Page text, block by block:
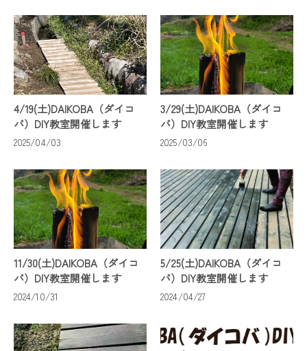
4/19(土)DAIKOBA（ダイコ
バ）DIY教室開催します
2025/04/03
3/29(土)DAIKOBA（ダイコ
バ）DIY教室開催します
2025/03/06
11/30(土)DAIKOBA（ダイコ
バ）DIY教室開催します
2024/10/31
5/25(土)DAIKOBA（ダイコ
バ）DIY教室開催します
2024/04/27